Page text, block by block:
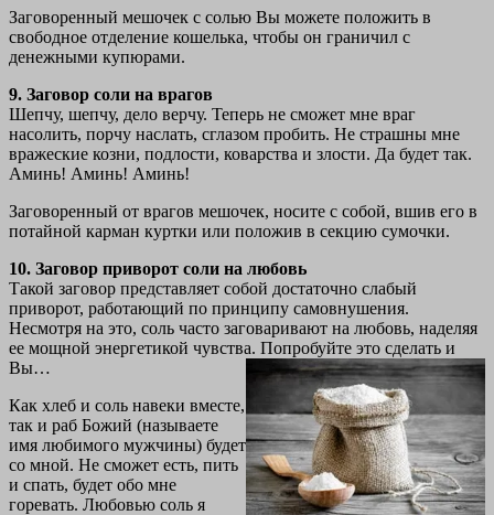
Заговоренный мешочек с солью Вы можете положить в
свободное отделение кошелька, чтобы он граничил с
денежными купюрами.
9. Заговор соли на врагов
Шепчу, шепчу, дело верчу. Теперь не сможет мне враг
насолить, порчу наслать, сглазом пробить. Не страшны мне
вражеские козни, подлости, коварства и злости. Да будет так.
Аминь! Аминь! Аминь!
Заговоренный от врагов мешочек, носите с собой, вшив его в
потайной карман куртки или положив в секцию сумочки.
10. Заговор приворот соли на любовь
Такой заговор представляет собой достаточно слабый
приворот, работающий по принципу самовнушения.
Несмотря на это, соль часто заговаривают на любовь, наделяя
ее мощной энергетикой чувства. Попробуйте это сделать и
Вы…
Как хлеб и соль навеки вместе,
так и раб Божий (называете
имя любимого мужчины) будет
со мной. Не сможет есть, пить
и спать, будет обо мне
горевать. Любовью соль я